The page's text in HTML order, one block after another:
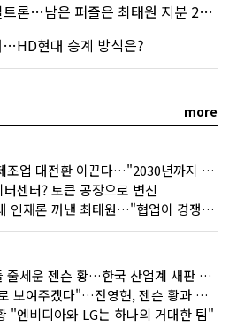
론…남은 퍼즐은 최태원 지분 29.4%
…HD현대 승계 방식은?
more
AI로 제조업 대전환 이끈다…"2030년까지 민관합동 20조 투자"
센터? 토큰 공장으로 변신
AI 시대 인재론 꺼낸 최태원…"협업이 경쟁력"
총수들 줄세운 젠슨 황…한국 산업계 새판 짰다
"결과로 보여주겠다"…전영현, 젠슨 황과 HBM5 논의
"엔비디아와 LG는 하나의 거대한 팀"